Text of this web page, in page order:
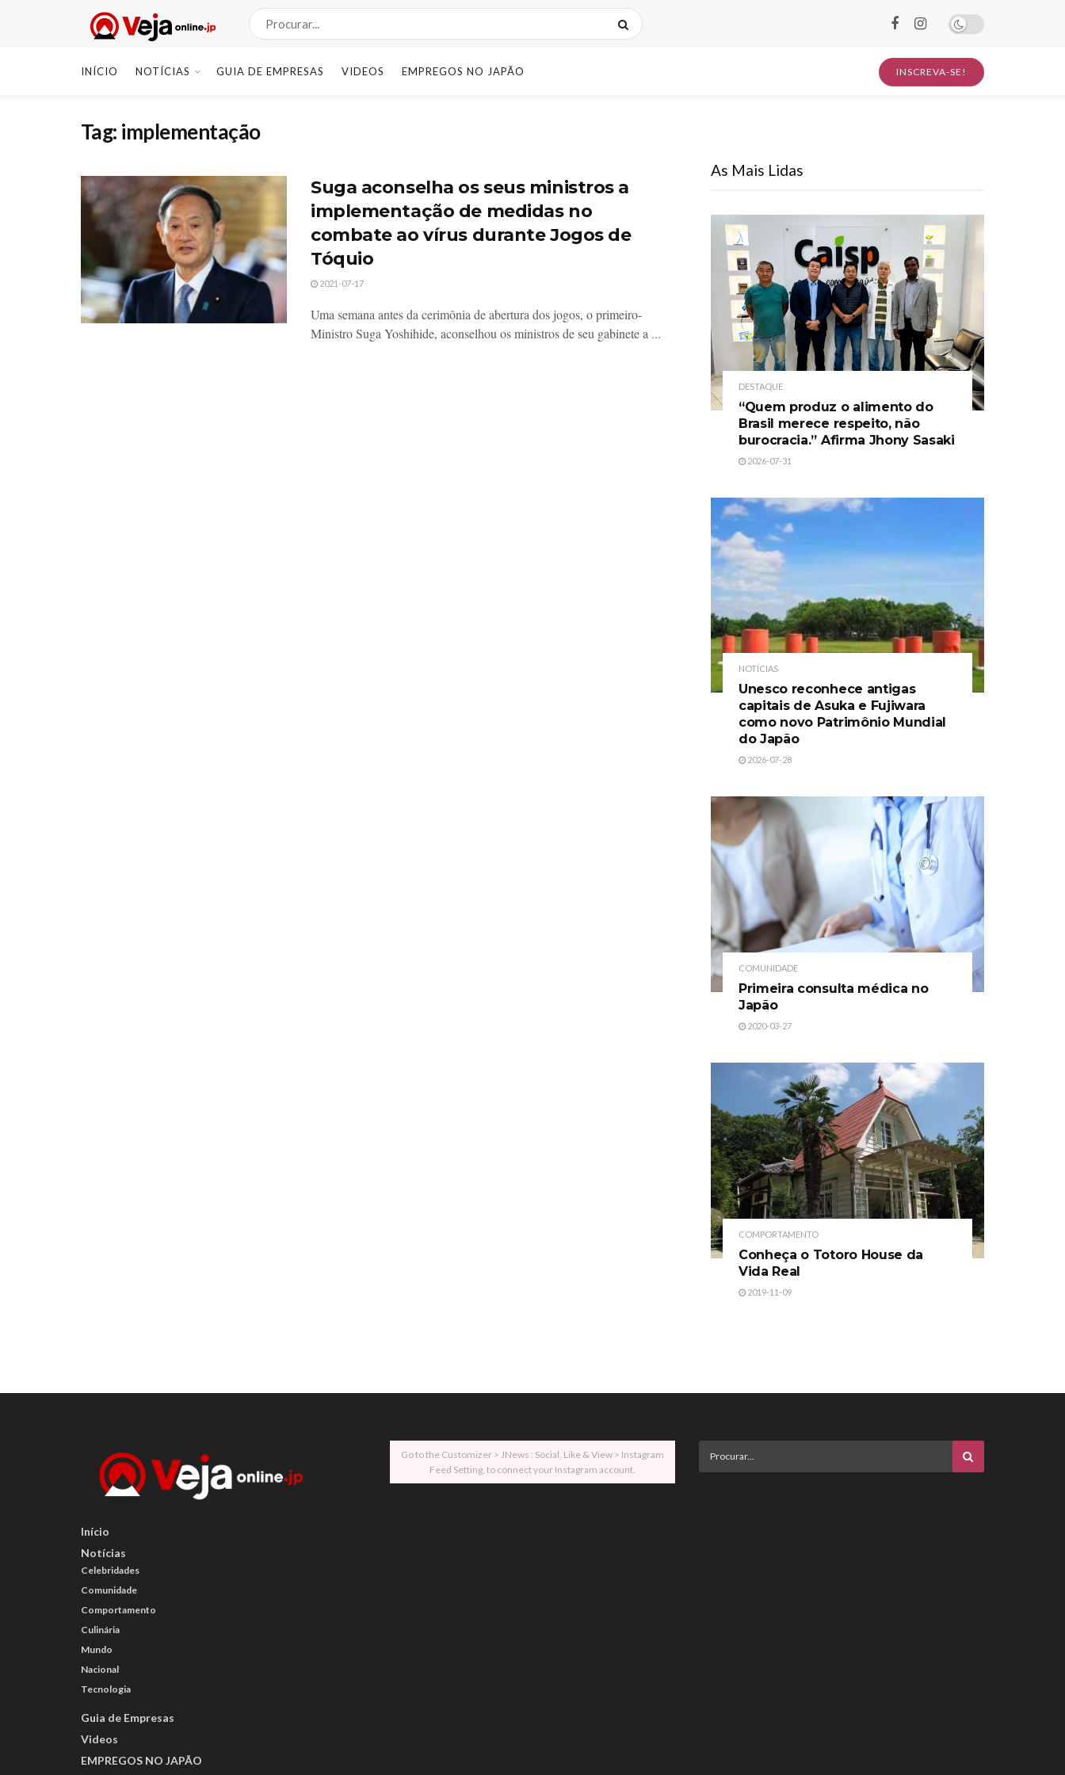
INÍCIO NOTÍCIAS GUIA DE EMPRESAS VIDEOS EMPREGOS NO JAPÃO INSCREVA-SE!
Tag: implementação
Suga aconselha os seus ministros a
implementação de medidas no
combate ao vírus durante Jogos de
Tóquio
2021-07-17
Uma semana antes da cerimônia de abertura dos jogos, o primeiro-
Ministro Suga Yoshihide, aconselhou os ministros de seu gabinete a ...
As Mais Lidas
DESTAQUE
“Quem produz o alimento do
Brasil merece respeito, não
burocracia.” Afirma Jhony Sasaki
2026-07-31
NOTÍCIAS
Unesco reconhece antigas
capitais de Asuka e Fujiwara
como novo Patrimônio Mundial
do Japão
2026-07-28
COMUNIDADE
Primeira consulta médica no
Japão
2020-03-27
COMPORTAMENTO
Conheça o Totoro House da
Vida Real
2019-11-09
Início
Notícias
Celebridades
Comunidade
Comportamento
Culinária
Mundo
Nacional
Tecnologia
Guia de Empresas
Videos
EMPREGOS NO JAPÃO
Go to the Customizer > JNews : Social, Like & View > Instagram
Feed Setting, to connect your Instagram account.